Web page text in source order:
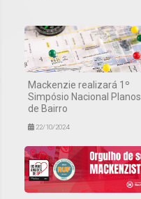
Mackenzie realizará 1º
Simpósio Nacional Planos
de Bairro
22/10/2024